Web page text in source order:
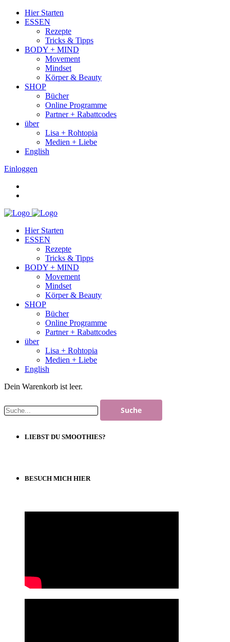
Hier Starten
ESSEN
Rezepte
Tricks & Tipps
BODY + MIND
Movement
Mindset
Körper & Beauty
SHOP
Bücher
Online Programme
Partner + Rabattcodes
über
Lisa + Rohtopia
Medien + Liebe
English
Einloggen
Hier Starten
ESSEN
Rezepte
Tricks & Tipps
BODY + MIND
Movement
Mindset
Körper & Beauty
SHOP
Bücher
Online Programme
Partner + Rabattcodes
über
Lisa + Rohtopia
Medien + Liebe
English
Dein Warenkorb ist leer.
LIEBST DU SMOOTHIES?
BESUCH MICH HIER